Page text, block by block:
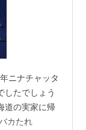
ニナチャッタ
したでしょう
道の実家に帰
カたれ